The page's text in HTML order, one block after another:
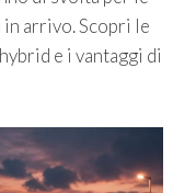
arrivo. Scopri le
e i vantaggi di